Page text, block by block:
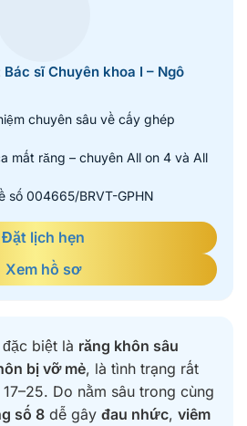
Bác sĩ Chuyên khoa I – Ngô
chuyên sâu về cấy ghép
mất răng – chuyên All on 4 và All
số 004665/BRVT-GPHN
Đặt lịch hẹn
Xem hồ sơ
đặc biệt là răng khôn sâu
bị vỡ mẻ, là tình trạng rất
Do nằm sâu trong cùng
số 8 dễ gây đau nhức, viêm